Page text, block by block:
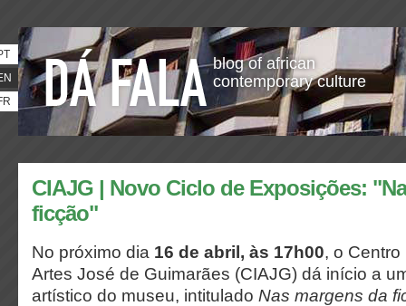
blog of african
contemporary culture
CIAJG | Novo Ciclo de Exposições:
ficção"
No próximo dia 16 de abril, às 17h00, o
Artes José de Guimarães (CIAJG) dá início a
artístico do museu, intitulado Nas margens da